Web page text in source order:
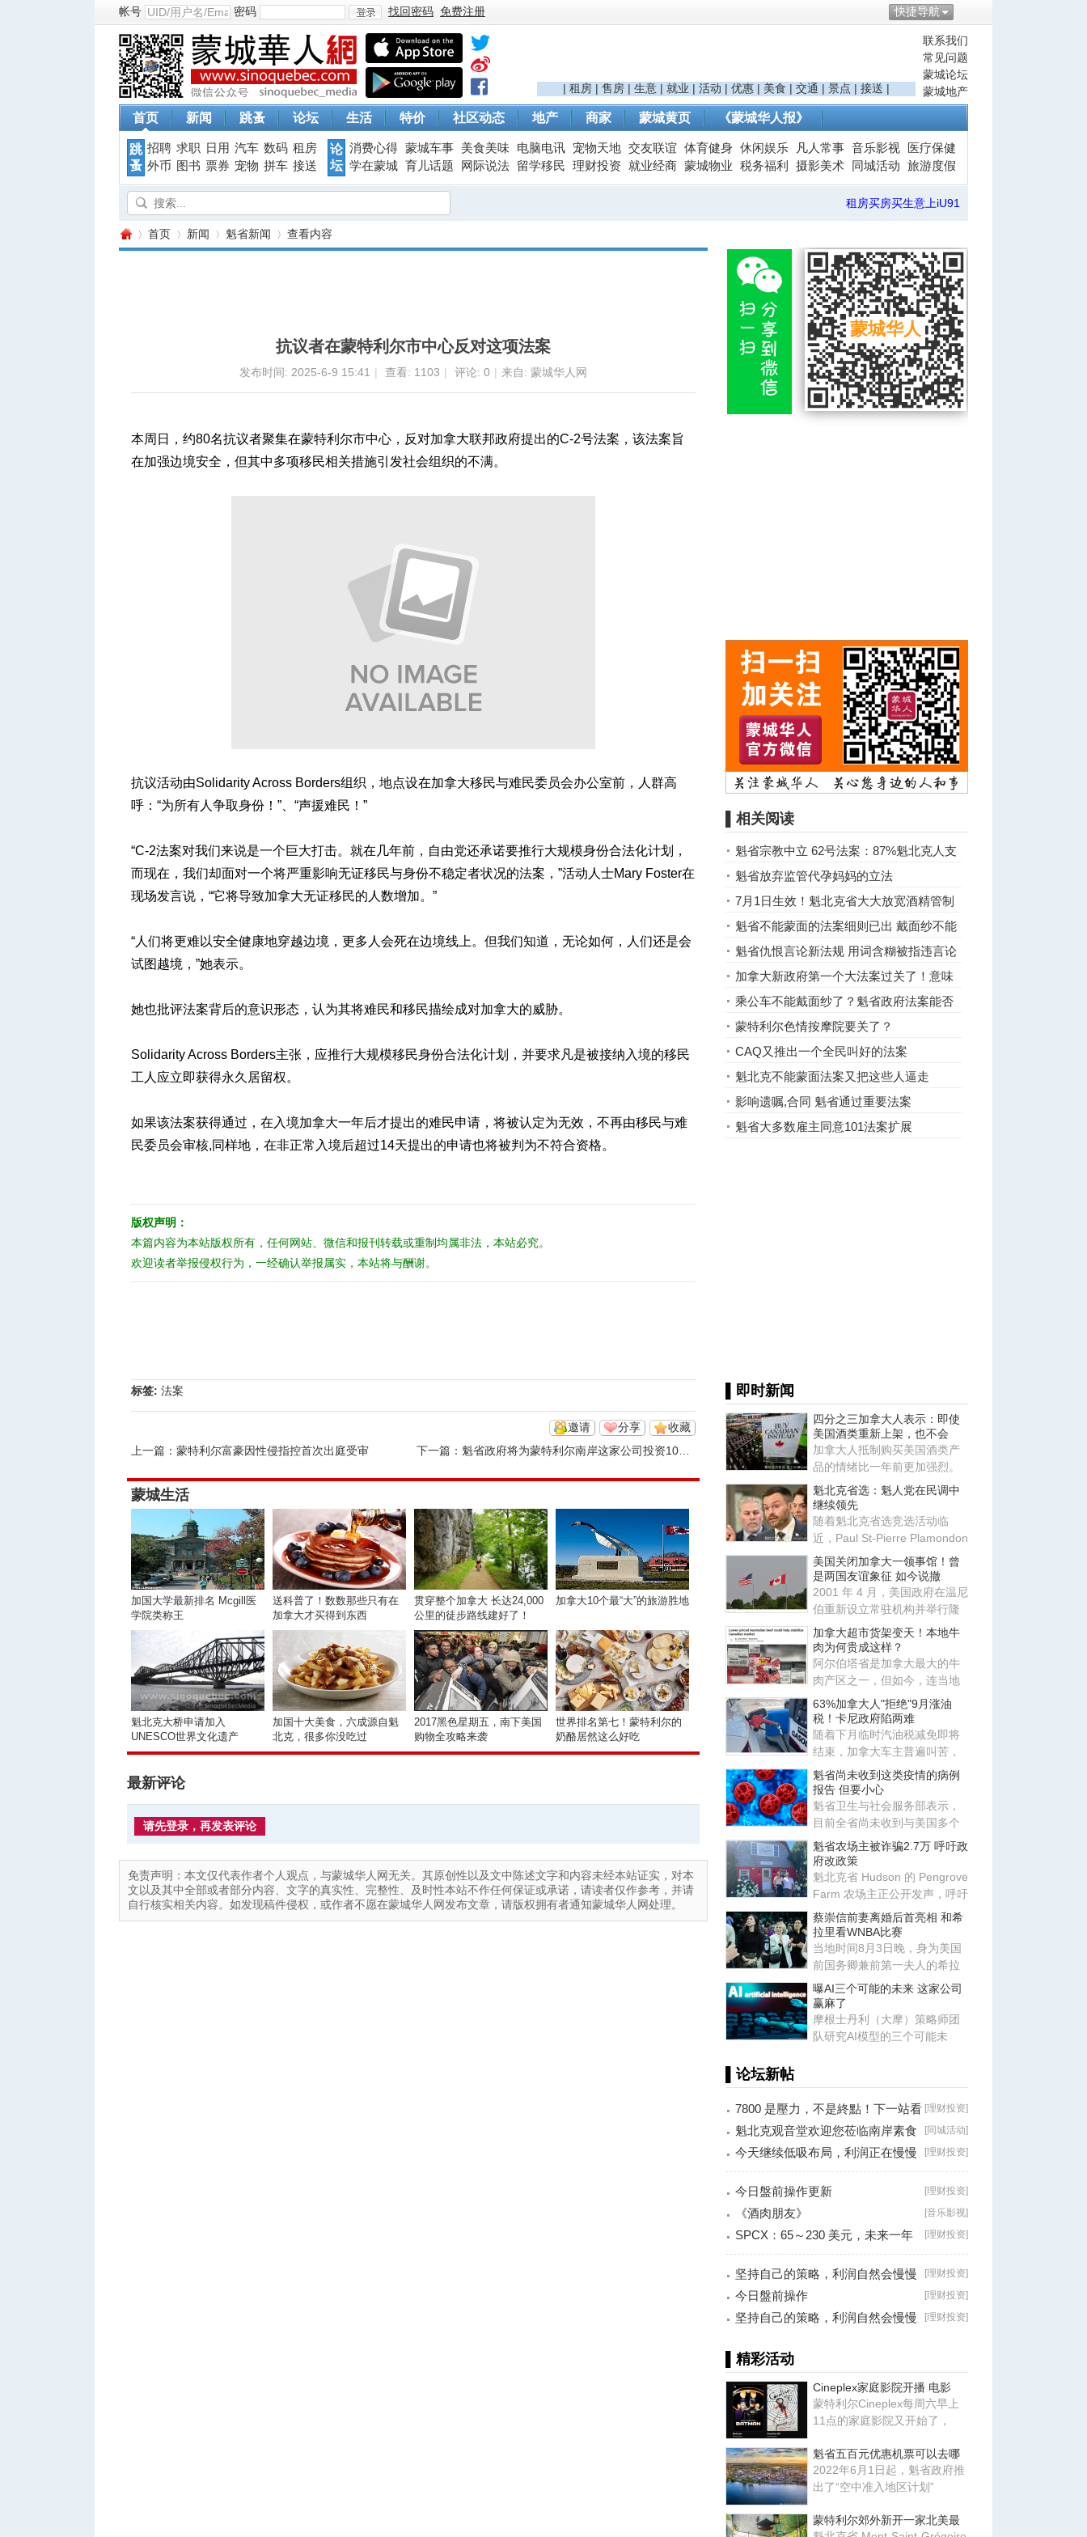
快捷导航
帐号 密码
登
录
找回密码 免费注册
联系我们
常见问题
蒙城论坛
蒙城地产
| 租房 | 售房 | 生意 | 就业 | 活动 | 优惠 | 美食 | 交通 | 景点 | 接送 |
首页 新闻 跳蚤 论坛 生活 特价 社区动态 地产 商家 蒙城黄页 《蒙城华人报》
跳
蚤
招聘 求职 日用 汽车 数码 租房
外币
图书 票券 宠物 拼车 接送
论
坛
消费心得 蒙城车事 美食美味 电脑电讯 宠物天地 交友联谊 体育健身 休闲娱乐 凡人常事 音乐影视
医疗保健
学在蒙城 育儿话题 网际说法 留学移民 理财投资 就业经商 蒙城物业 税务福利 摄影美术 同城活动 旅游度假
租房买房买生意上iU91
首页 新闻 魁省新闻 查看内容
抗议者在蒙特利尔市中心反对这项法案
发布时间: 2025-6-9 15:41 | 查看: 1103 | 评论: 0 | 来自: 蒙城华人网
本周日，约80名抗议者聚集在蒙特利尔市中心，反对加拿大联邦政府提出的C-2号法案，该法案旨
在加强边境安全，但其中多项移民相关措施引发社会组织的不满。
抗议活动由Solidarity Across Borders组织，地点设在加拿大移民与难民委员会办公室前，人群高
呼：“为所有人争取身份！”、“声援难民！”
“C-2法案对我们来说是一个巨大打击。就在几年前，自由党还承诺要推行大规模身份合法化计划，
而现在，我们却面对一个将严重影响无证移民与身份不稳定者状况的法案，”活动人士Mary Foster在
现场发言说，“它将导致加拿大无证移民的人数增加。”
“人们将更难以安全健康地穿越边境，更多人会死在边境线上。但我们知道，无论如何，人们还是会
试图越境，”她表示。
她也批评法案背后的意识形态，认为其将难民和移民描绘成对加拿大的威胁。
Solidarity Across Borders主张，应推行大规模移民身份合法化计划，并要求凡是被接纳入境的移民
工人应立即获得永久居留权。
如果该法案获得通过，在入境加拿大一年后才提出的难民申请，将被认定为无效，不再由移民与难
民委员会审核,同样地，在非正常入境后超过14天提出的申请也将被判为不符合资格。
版权声明：
本篇内容为本站版权所有，任何网站、微信和报刊转载或重制均属非法，本站必究。
欢迎读者举报侵权行为，一经确认举报属实，本站将与酬谢。
标签: 法案
收藏
分享
邀请
上一篇： 蒙特利尔富豪因性侵指控首次出庭受审 下一篇： 魁省政府将为蒙特利尔南岸这家公司投资1000万
蒙城生活
加国大学最新排名 Mcgill医
学院类称王
送科普了！数数那些只有在
加拿大才买得到东西
贯穿整个加拿大 长达24,000
公里的徒步路线建好了！
加拿大10个最“大”的旅游胜地
魁北克大桥申请加入
UNESCO世界文化遗产
加国十大美食，六成源自魁
北克，很多你没吃过
2017黑色星期五，南下美国
购物全攻略来袭
世界排名第七！蒙特利尔的
奶酪居然这么好吃
最新评论
请先登录，再发表评论
免责声明：本文仅代表作者个人观点，与蒙城华人网无关。其原创性以及文中陈述文字和内容未经本站证实，对本
文以及其中全部或者部分内容、文字的真实性、完整性、及时性本站不作任何保证或承诺，请读者仅作参考，并请
自行核实相关内容。如发现稿件侵权，或作者不愿在蒙城华人网发布文章，请版权拥有者通知蒙城华人网处理。
▌相关阅读
魁省宗教中立 62号法案：87%魁北克人支
持
魁省放弃监管代孕妈妈的立法
7月1日生效！魁北克省大大放宽酒精管制
魁省不能蒙面的法案细则已出 戴面纱不能
接孩子
魁省仇恨言论新法规 用词含糊被指违言论
自由
加拿大新政府第一个大法案过关了！意味
着什么？
乘公车不能戴面纱了？魁省政府法案能否
通过
蒙特利尔色情按摩院要关了？
CAQ又推出一个全民叫好的法案
魁北克不能蒙面法案又把这些人逼走
了。。。
影响遗嘱,合同 魁省通过重要法案
魁省大多数雇主同意101法案扩展
▌即时新闻
四分之三加拿大人表示：即使
美国酒类重新上架，也不会
加拿大人抵制购买美国酒类产
品的情绪比一年前更加强烈。
Nanos Research专门为CTV
News
魁北克省选：魁人党在民调中
继续领先
随着魁北克省选竞选活动临
近，Paul St-Pierre Plamondon
领导的 Parti Québécois（P
美国关闭加拿大一领事馆！曾
是两国友谊象征 如今说撤
2001 年 4 月，美国政府在温尼
伯重新设立常驻机构并举行隆
重揭幕仪式，称其为两国友谊
加拿大超市货架变天！本地牛
肉为何贵成这样？
阿尔伯塔省是加拿大最大的牛
肉产区之一，但如今，连当地
超市里的“价格优势”也正在被
63%加拿大人"拒绝"9月涨油
税！卡尼政府陷两难
随着下月临时汽油税减免即将
结束，加拿大车主普遍叫苦，
绝大多数受访者希望联邦政府
将
魁省尚未收到这类疫情的病例
报告 但要小心
魁省卫生与社会服务部表示，
目前全省尚未收到与美国多个
州因生菜引发的隐孢子虫病
（Cy
魁省农场主被诈骗2.7万 呼吁政
府改政策
魁北克省 Hudson 的 Pengrove
Farm 农场主正公开发声，呼吁
修改相关政策以保护小企业
蔡崇信前妻离婚后首亮相 和希
拉里看WNBA比赛
当地时间8月3日晚，身为美国
前国务卿兼前第一夫人的希拉
里·克林顿，出现在纽约巴克莱
曝AI三个可能的未来 这家公司
赢麻了
摩根士丹利（大摩）策略师团
队研究AI模型的三个可能未
▌论坛新帖
[理财投资]
7800 是壓力，不是終點！下一站看
8000？
[同城活动]
魁北克观音堂欢迎您莅临南岸素食
分享会！
[理财投资]
今天继续低吸布局，利润正在慢慢
兑现！
[理财投资]
今日盤前操作更新
[音乐影视]
《酒肉朋友》
[理财投资]
SPCX：65～230 美元，未来一年
最大的机会？
[理财投资]
坚持自己的策略，利润自然会慢慢
累积！
[理财投资]
今日盤前操作
[理财投资]
坚持自己的策略，利润自然会慢慢
▌精彩活动
Cineplex家庭影院开播 电影
蒙特利尔Cineplex每周六早上
11点的家庭影院又开始了，
魁省五百元优惠机票可以去哪
2022年6月1日起，魁省政府推
出了“空中准入地区计划”
蒙特利尔郊外新开一家北美最